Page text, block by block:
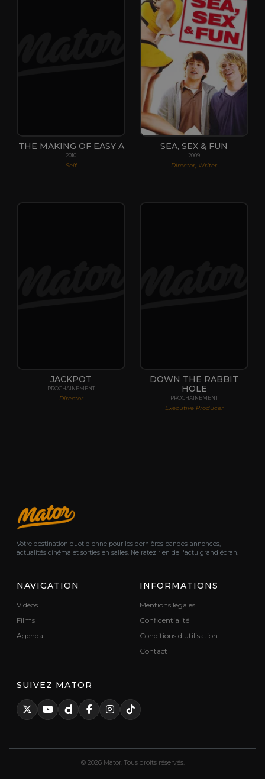
THE MAKING OF EASY A
2010
Self
SEA, SEX & FUN
2009
Director, Writer
JACKPOT
PROCHAINEMENT
Director
DOWN THE RABBIT
HOLE
PROCHAINEMENT
Executive Producer
Votre destination quotidienne pour les dernières bandes-annonces,
actualités cinéma et sorties en salles. Ne ratez rien de l'actu grand écran.
NAVIGATION
Vidéos
Films
Agenda
INFORMATIONS
Mentions légales
Confidentialité
Conditions d'utilisation
Contact
SUIVEZ MATOR
© 2026 Mator. Tous droits réservés.